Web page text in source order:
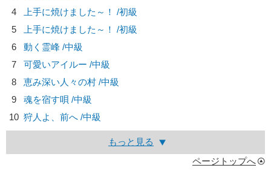
4
上手に焼けました～！ /初級
5
上手に焼けました～！ /初級
6
動く霊峰 /中級
7
可愛いアイルー /中級
8
恵み深い人々の村 /中級
9
魂を宿す唄 /中級
10 狩人よ、前へ /中級
もっと見る
ページトップへ